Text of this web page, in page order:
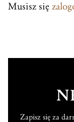
Musisz się
Zapisz się za